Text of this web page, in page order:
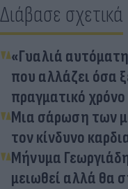
Διάβασε σχετικά
«Γυαλιά
που αλλάζει όσα
πραγματικό χρόνο
Μια σάρωση των
τον κίνδυνο
Μήνυμα
μειωθεί αλλά θα